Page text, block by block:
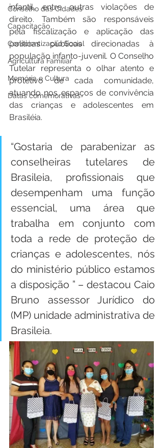
Conselho das Cidades
Capacitação
Conscientização Social
Agricultura Familiar
Memória e Cultura
Datas comemorativas
infantil, entre outras violações de
direito. Também são responsáveis
pela fiscalização e aplicação das
politicas públicas direcionadas à
população infanto-juvenil. O Conselho
Tutelar representa o olhar atento e
protetivo de cada comunidade,
atuando nos espaços de convivência
das crianças e adolescentes em
Brasiléia.
“Gostaria de parabenizar as
conselheiras tutelares de
Brasileia, profissionais que
desempenham uma função
essencial, uma área que
trabalha em conjunto com
toda a rede de proteção de
crianças e adolescentes, nós
do ministério público estamos
a disposição ” – destacou Caio
Bruno assessor Jurídico do
(MP) unidade administrativa de
Brasileia.